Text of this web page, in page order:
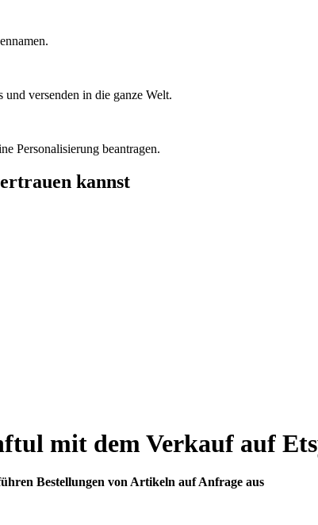
versenden in die ganze Welt.
Personalisierung beantragen.
kannst
mit dem Verkauf auf
Bestellungen von Artikeln auf Anfrage aus